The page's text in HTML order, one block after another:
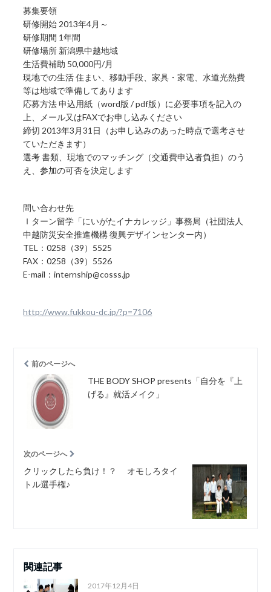
募集要領
研修開始 2013年4月～
研修期間 1年間
研修場所 新潟県中越地域
生活費補助 50,000円/月
現地での生活 住まい、移動手段、家具・家電、水道光熱費
等は地域で準備してあります
応募方法 申込用紙（word版 / pdf版）に必要事項を記入の
上、メール又はFAXでお申し込みください
締切 2013年3月31日（お申し込みのあった時点で選考させ
ていただきます）
選考 書類、現地でのマッチング（交通費申込者負担）のう
え、参加の可否を決定します
問い合わせ先
Ｉターン留学「にいがたイナカレッジ」事務局（社団法人
中越防災安全推進機構 復興デザインセンター内）
TEL：0258（39）5525
FAX：0258（39）5526
E-mail：internship@cosss.jp
http://www.fukkou-dc.jp/?p=7106
前のページへ
THE BODY SHOP presents「自分を『上
げる』就活メイク」
次のページへ
クリックしたら負け！？ オモしろタイ
トル選手権♪
関連記事
2017年12月4日